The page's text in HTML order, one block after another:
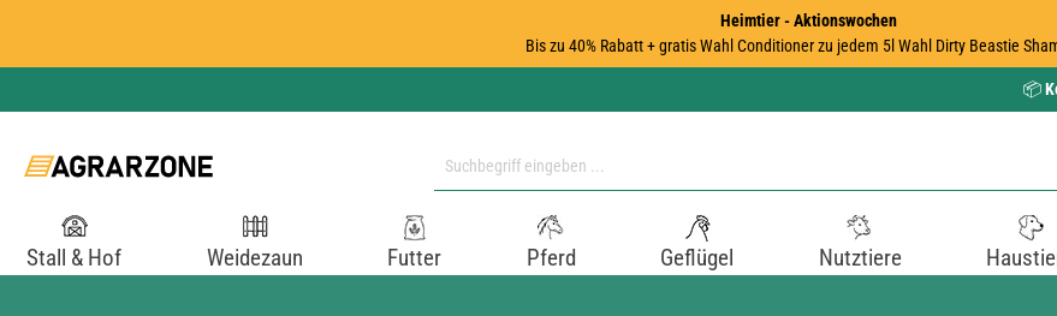
Heimtier - Aktionswochen
Bis zu 40% Rabatt + gratis Wahl Conditioner zu jedem 5l Wahl Dirty Beastie
📦
Stall & Hof Weidezaun Futter Pferd Geflügel Nutztiere